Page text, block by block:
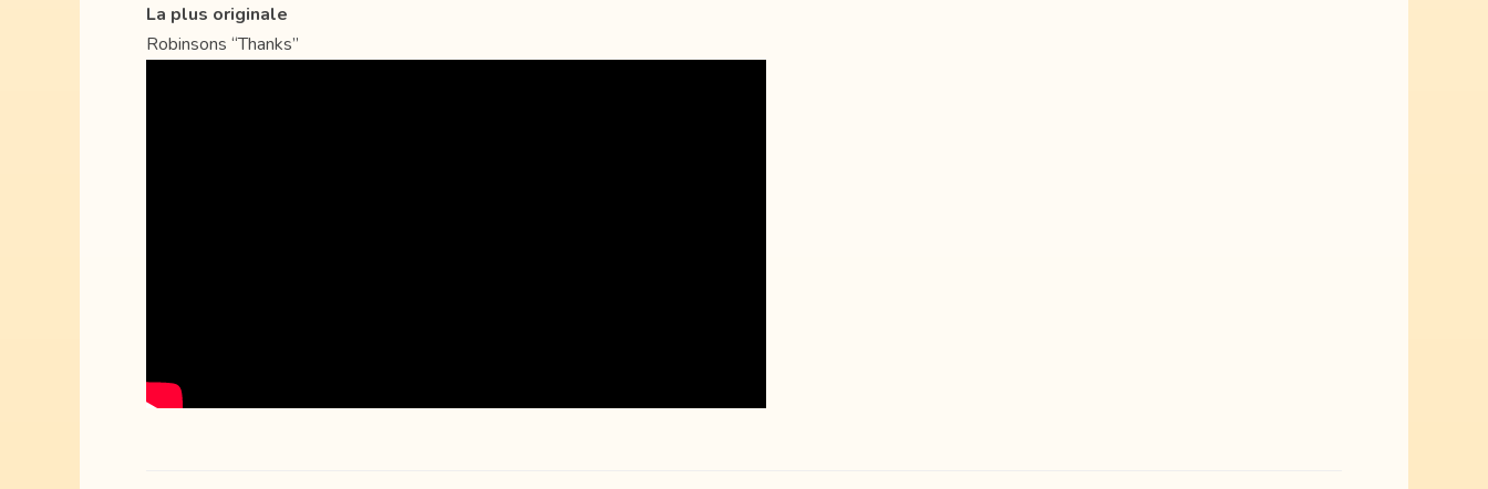
La plus originale
Robinsons “Thanks”